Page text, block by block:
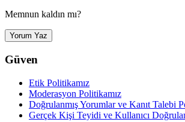
Memnun kaldın mı?
Yorum Yaz
Güven
Etik Politikamız
Moderasyon Politikamız
Doğrulanmış Yorumlar ve Kanıt Talebi
Gerçek Kişi Teyidi ve Kullanıcı